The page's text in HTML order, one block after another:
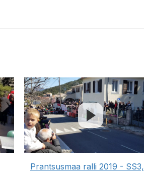
Prantsusmaa ralli 2019 - SS3,